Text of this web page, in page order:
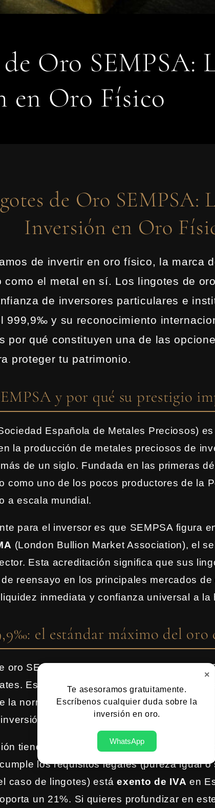
Oro SEMPSA:
en Oro Físico
de Oro SEMPSA:
Inversión en Oro
de invertir en oro físico, la marca
como el metal en sí. Los lingotes de
de inversores particulares e
999,9‰ y su reconocimiento
por qué constituyen una de las
proteger tu patrimonio.
y por qué su prestigio
Española de Metales Preciosos)
la producción de metales preciosos de
de un siglo. Fundada en las primeras
como uno de los pocos productores de la
a escala mundial.
para el inversor es que SEMPSA figura
(London Bullion Market Association), el
Esta acreditación significa que sus
reensayo en los principales mercados
inmediata y confianza universal a la
el estándar máximo del oro
oro SEMPSA destacan por su pureza del
Este nivel de pureza no es un detalle
la normativa española y europea exige
tiene una consecuencia fiscal muy
los requisitos legales (pureza igual o
caso de lingotes) estáexento de IVA en
un 21%. Si quieres profundizar en
×
Te asesoramos gratuitamente.
Escríbenos cualquier duda sobre la
inversión en oro.
WhatsApp